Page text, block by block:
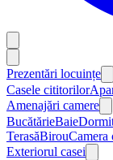
Prezentări locuințe
Casele cititorilor
Amenajări camere
BucătărieBaie
TerasăBirouCamera
Exteriorul casei